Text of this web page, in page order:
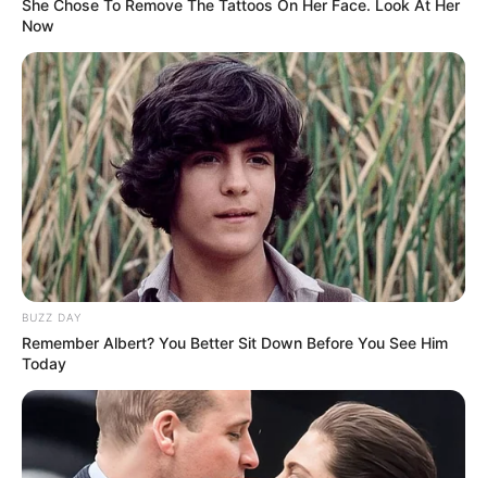
She Chose To Remove The Tattoos On Her Face. Look At Her
Now
BUZZ DAY
Remember Albert? You Better Sit Down Before You See Him
Today